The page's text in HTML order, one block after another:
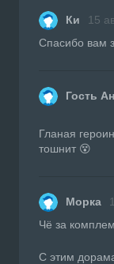
Ки 15
Спасибо вам
Гость
Гланая
тошнит 😵
Морка
Чё за
С этим